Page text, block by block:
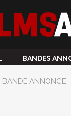
BANDES
BANDE ANNONCE